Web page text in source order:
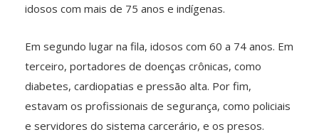
idosos com mais de 75 anos e indígenas.
Em segundo lugar na fila, idosos com 60 a 74 anos. Em
terceiro, portadores de doenças crônicas, como
diabetes, cardiopatias e pressão alta. Por fim,
estavam os profissionais de segurança, como policiais
e servidores do sistema carcerário, e os presos.